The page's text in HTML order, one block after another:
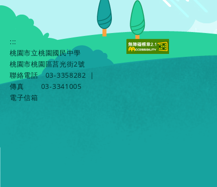
:::
桃園市立桃園國民中學
桃園市桃園區莒光街2號
聯絡電話
03-3358282
|
傳真
03-3341005
電子信箱